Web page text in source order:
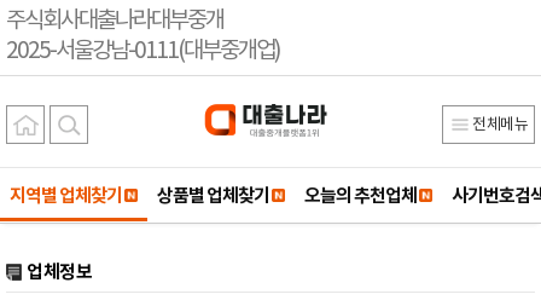
주식회사대출나라대부중개
2025-서울강남-0111(대부중개업)
전체메뉴
지역별 업체찾기 상품별 업체찾기 오늘의 추천업체 사기번호검
업체정보